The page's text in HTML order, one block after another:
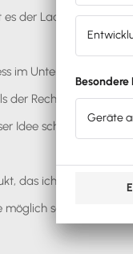
es der Laden nicht auf
im Unternehmen und
der
Idee schließlich
das ich heute
möglich sein,